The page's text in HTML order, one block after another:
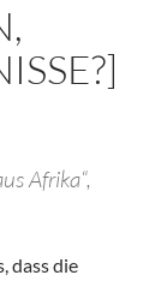
Afrika“,
dass die